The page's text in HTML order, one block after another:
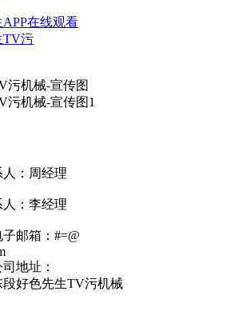
在线观看
TV污
人：周经理
人：李经理
子邮箱：#=@
地址：
好色先生TV污机械